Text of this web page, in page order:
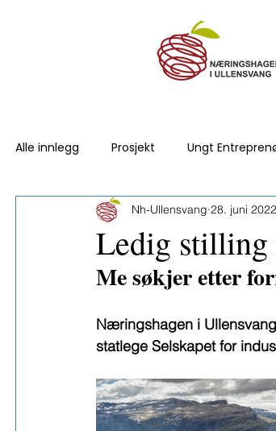
Alle innlegg Prosjekt Ungt
Ledig
Nh-Ullensvang 28. juni 2022
Me søkjer etter
Næringshagen i
statlege Selskapet for